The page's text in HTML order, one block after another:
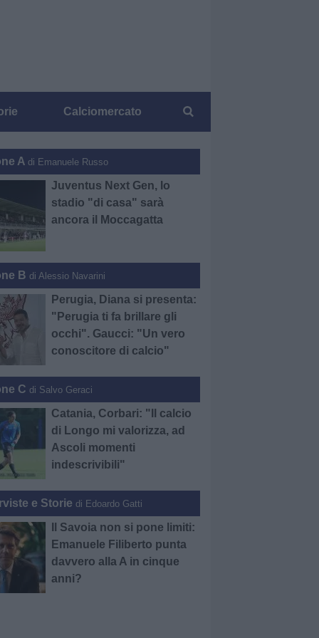
Calciomercato
A di Emanuele Russo
Juventus Next Gen, lo
stadio "di casa" sarà
ancora il Moccagatta
B di Alessio Navarini
Perugia, Diana si presenta:
"Perugia ti fa brillare gli
occhi". Gaucci: "Un vero
conoscitore di calcio"
C di Salvo Geraci
Catania, Corbari: "Il calcio
di Longo mi valorizza, ad
Ascoli momenti
indescrivibili"
e Storie di Edoardo Gatti
Il Savoia non si pone limiti:
Emanuele Filiberto punta
davvero alla A in cinque
anni?